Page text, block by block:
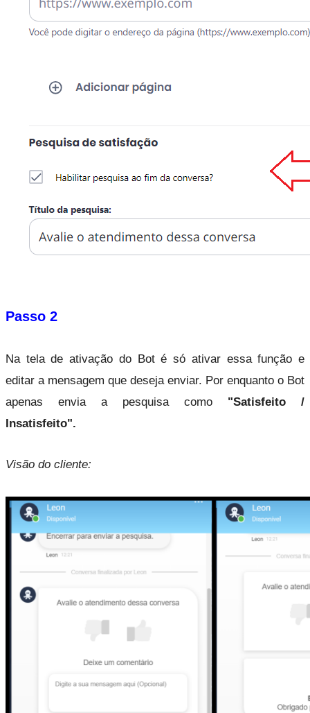
Passo 2
Na tela de ativação do Bot é só ativar essa função e
editar a mensagem que deseja enviar. Por enquanto o Bot
apenas envia a pesquisa como "Satisfeito /
Insatisfeito".
Visão do cliente: